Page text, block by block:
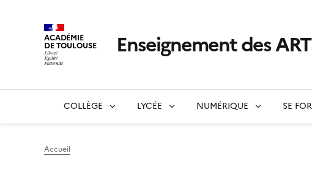
ACADÉMIE
DE TOULOUSE Enseignement des
COLLÈGE LYCÉE NUMÉRIQUE SE
Accueil